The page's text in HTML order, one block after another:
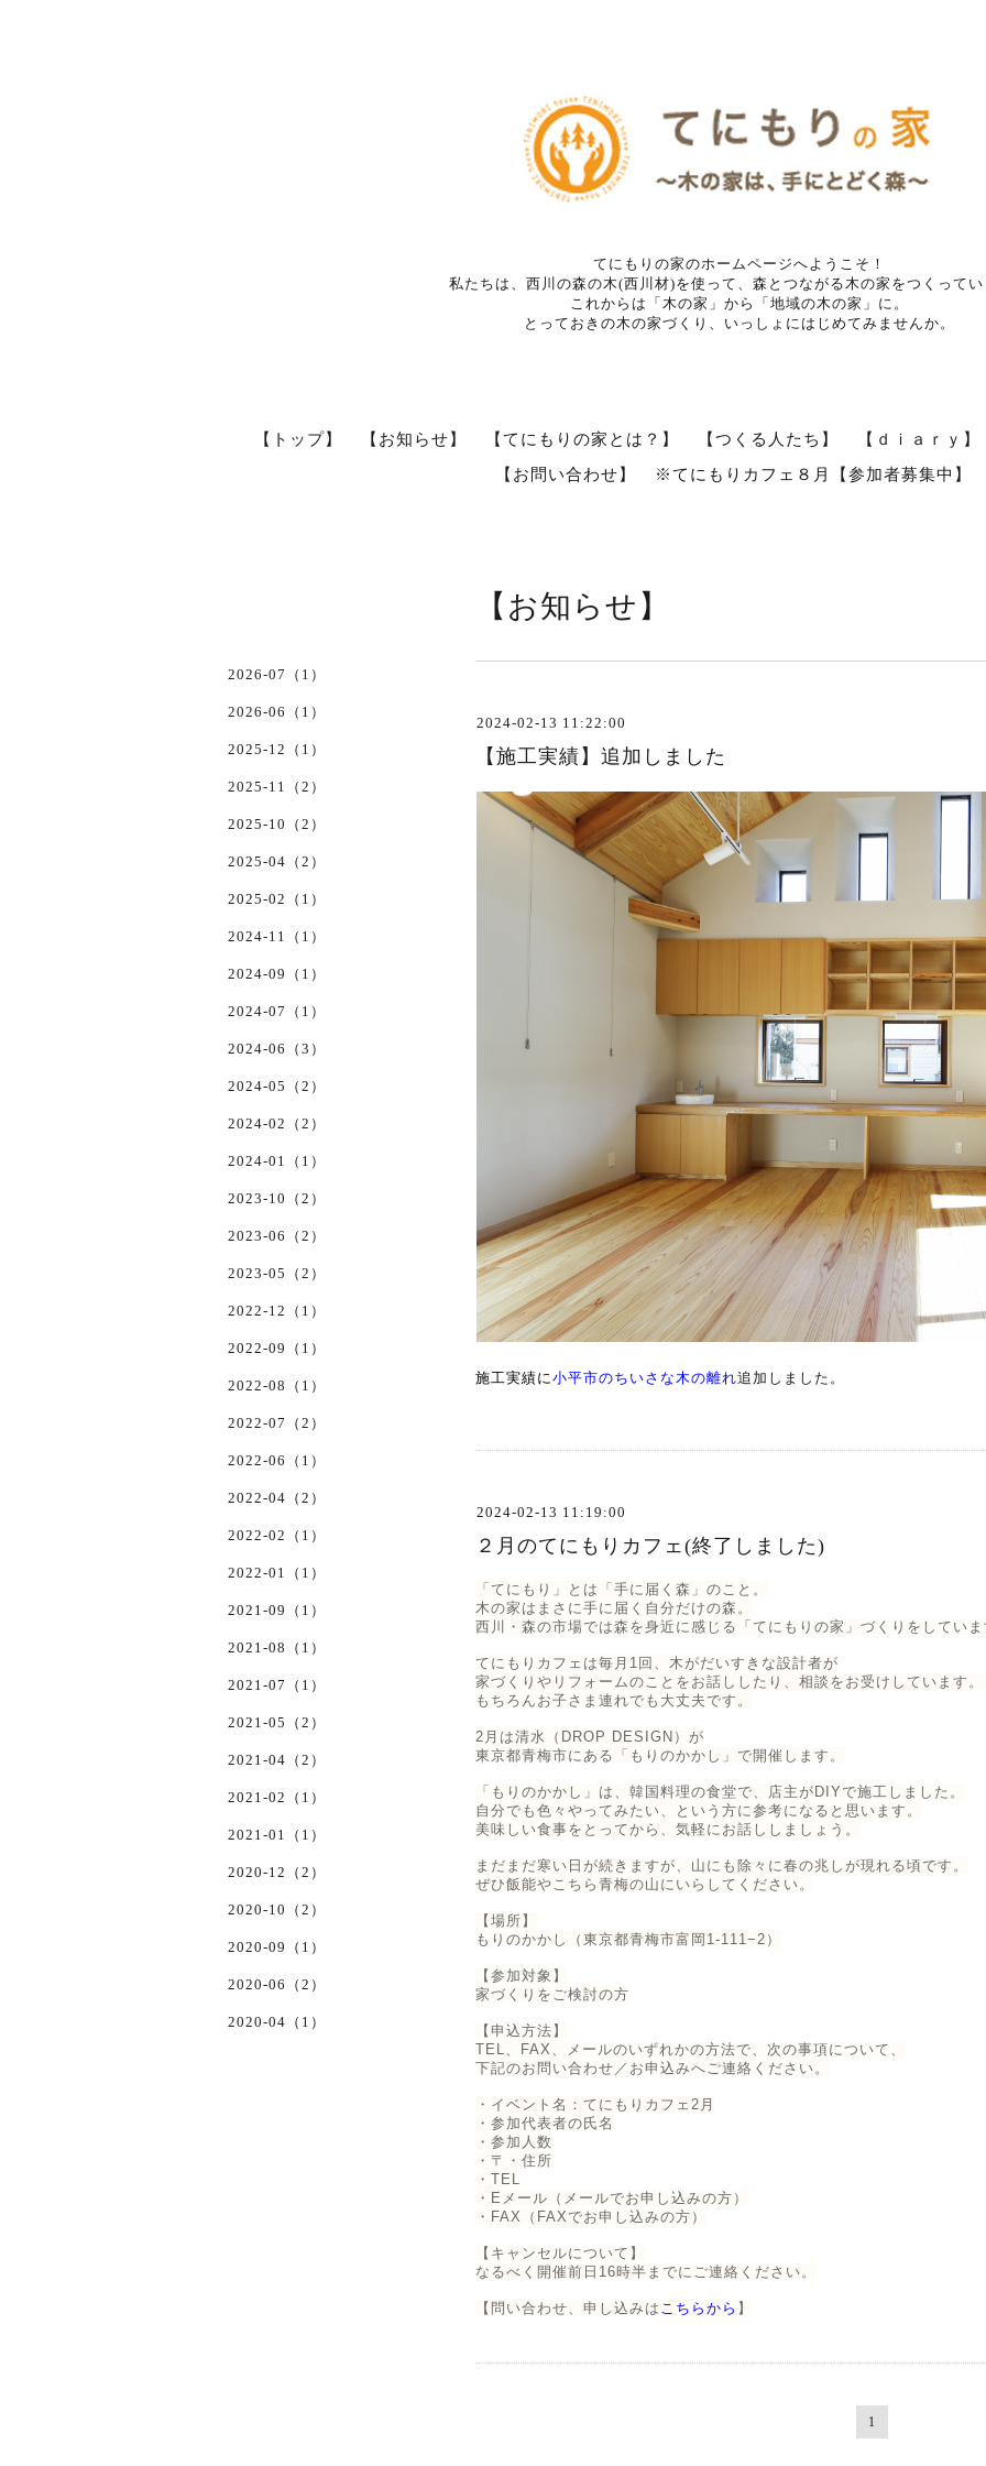
てにもりの家のホームページへようこそ！
私たちは、西川の森の木(西川材)を使って、森とつながる木の家をつくって
これからは「木の家」から「地域の木の家」に。
とっておきの木の家づくり、いっしょにはじめてみませんか。
【トップ】 【お知らせ】 【てにもりの家とは？】 【つくる人たち】
【ｄｉａｒｙ】
【お問い合わせ】
※てにもりカフェ８月【参加者募集中】
【お知らせ】
2024-02-13 11:22:00
【施工実績】追加しました
施工実績に小平市のちいさな木の離れ追加しました。
2024-02-13 11:19:00
２月のてにもりカフェ(終了しました)
「てにもり」とは「手に届く森」のこと。
木の家はまさに手に届く自分だけの森。
西川・森の市場では森を身近に感じる「てにもりの家」づくりをしてい
てにもりカフェは毎月1回、木がだいすきな設計者が
家づくりやリフォームのことをお話ししたり、相談をお受けしています。
もちろんお子さま連れでも大丈夫です。
2月は清水（DROP DESIGN）が
東京都青梅市にある「もりのかかし」で開催します。
「もりのかかし」は、韓国料理の食堂で、店主がDIYで施工しました。
自分でも色々やってみたい、という方に参考になると思います。
美味しい食事をとってから、気軽にお話ししましょう。
まだまだ寒い日が続きますが、山にも除々に春の兆しが現れる頃です。
ぜひ飯能やこちら青梅の山にいらしてください。
【場所】
もりのかかし（東京都青梅市富岡1-111−2）
【参加対象】
家づくりをご検討の方
【申込方法】
TEL、FAX、メールのいずれかの方法で、次の事項について、
下記のお問い合わせ／お申込みへご連絡ください。
・イベント名：てにもりカフェ2月
・参加代表者の氏名
・参加人数
・〒・住所
・TEL
・Eメール（メールでお申し込みの方）
・FAX（FAXでお申し込みの方）
【キャンセルについて】
なるべく開催前日16時半までにご連絡ください。
【問い合わせ、申し込みは こちらから 】
1
2026-07（1）
2026-06（1）
2025-12（1）
2025-11（2）
2025-10（2）
2025-04（2）
2025-02（1）
2024-11（1）
2024-09（1）
2024-07（1）
2024-06（3）
2024-05（2）
2024-02（2）
2024-01（1）
2023-10（2）
2023-06（2）
2023-05（2）
2022-12（1）
2022-09（1）
2022-08（1）
2022-07（2）
2022-06（1）
2022-04（2）
2022-02（1）
2022-01（1）
2021-09（1）
2021-08（1）
2021-07（1）
2021-05（2）
2021-04（2）
2021-02（1）
2021-01（1）
2020-12（2）
2020-10（2）
2020-09（1）
2020-06（2）
2020-04（1）